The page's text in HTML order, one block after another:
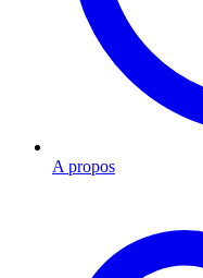
A propos